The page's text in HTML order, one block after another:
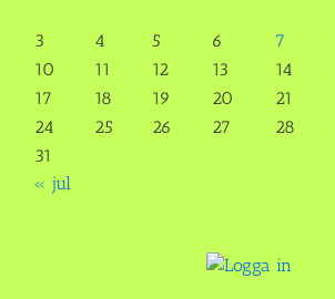
3
4 5 6 7
10
11 12 13 14
17
18 19 20 21
24
25 26 27 28
31
« jul